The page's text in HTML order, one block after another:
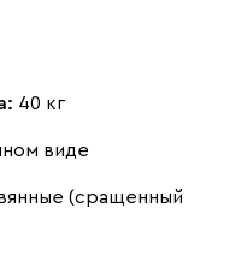
40 кг
виде
(сращенный